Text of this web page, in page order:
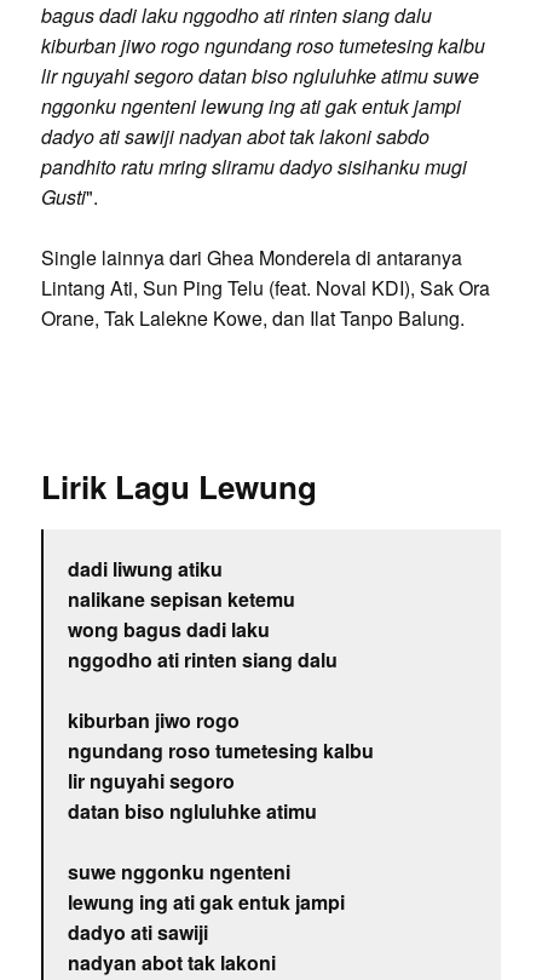
bagus dadi laku nggodho ati rinten siang dalu
kiburban jiwo rogo ngundang roso tumetesing kalbu
lir nguyahi segoro datan biso ngluluhke atimu suwe
nggonku ngenteni lewung ing ati gak entuk jampi
dadyo ati sawiji nadyan abot tak lakoni sabdo
pandhito ratu mring sliramu dadyo sisihanku mugi
Gusti".
Single lainnya dari Ghea Monderela di antaranya
Lintang Ati, Sun Ping Telu (feat. Noval KDI), Sak Ora
Orane, Tak Lalekne Kowe, dan Ilat Tanpo Balung.
Lirik Lagu Lewung
dadi liwung atiku
nalikane sepisan ketemu
wong bagus dadi laku
nggodho ati rinten siang dalu
kiburban jiwo rogo
ngundang roso tumetesing kalbu
lir nguyahi segoro
datan biso ngluluhke atimu
suwe nggonku ngenteni
lewung ing ati gak entuk jampi
dadyo ati sawiji
nadyan abot tak lakoni